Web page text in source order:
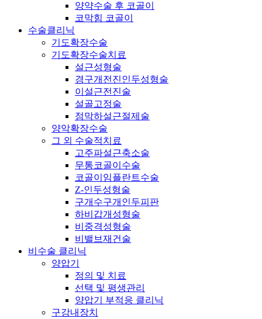
양약수술 후 코골이
코막힘 코골이
수술클리닉
기도확장수술
기도확장수술치료
설근성형술
경구개전진인두성형술
이설근전진술
설골고정술
점막하설근절제술
양악확장수술
그 외 수술적치료
고주파설근축소술
무통코골이수술
코골이임플란트수술
Z-인두성형술
구개수구개인두피판
하비갑개성형술
비중격성형술
비밸브재건술
비수술 클리닉
양압기
정의 및 치료
선택 및 평생관리
양압기 부적응 클리닉
구강내장치